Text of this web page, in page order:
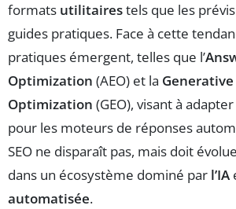
formats utilitairestels que les
guides pratiques. Face à cette
pratiques émergent, telles que l’
Optimization (AEO) et la Generative
Optimization (GEO), visant à
pour les moteurs de réponses
SEO ne disparaît pas, mais doit
dans un écosystème dominé par l’IA
automatisée.